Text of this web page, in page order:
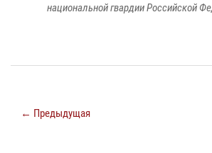
национальной гвардии Российской
← Предыдущая